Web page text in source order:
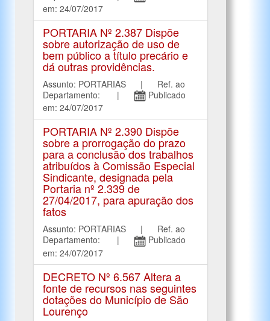
em: 24/07/2017
PORTARIA Nº 2.387 Dispõe
sobre autorização de uso de
bem público a título precário e
dá outras providências.
Assunto: PORTARIAS | Ref. ao
Departamento: |
Publicado
em: 24/07/2017
PORTARIA Nº 2.390 Dispõe
sobre a prorrogação do prazo
para a conclusão dos trabalhos
atribuídos à Comissão Especial
Sindicante, designada pela
Portaria nº 2.339 de
27/04/2017, para apuração dos
fatos
Assunto: PORTARIAS | Ref. ao
Departamento: |
Publicado
em: 24/07/2017
DECRETO Nº 6.567 Altera a
fonte de recursos nas seguintes
dotações do Município de São
Lourenço